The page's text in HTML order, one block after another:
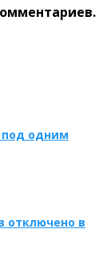
под одним
отключено в